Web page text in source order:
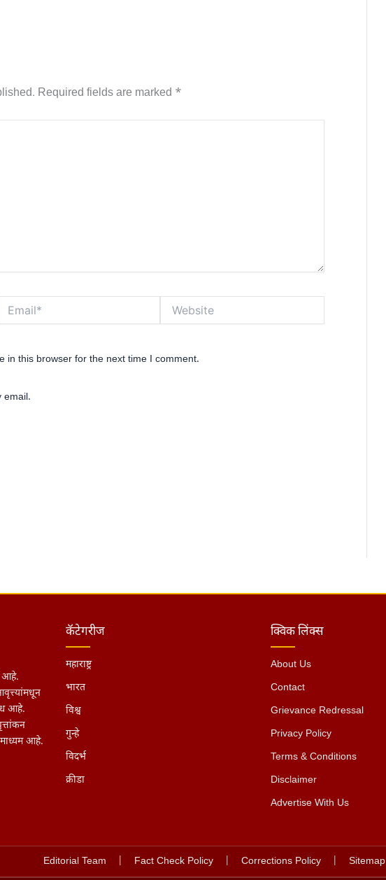
Required fields are marked *
in this browser for the next time I comment.
email.
आहे.
आहे.
माध्यम आहे.
कॅटेगरीज
महाराष्ट्र
भारत
विश्व
गुन्हे
विदर्भ
क्रीडा
क्विक लिंक्स
About Us
Contact
Grievance Redressal
Privacy Policy
Terms & Conditions
Disclaimer
Advertise With Us
Editorial Team Fact Check Policy Corrections Policy Sitemap